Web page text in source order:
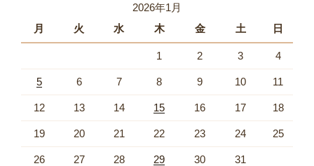
2026年1月
月
火 水 木 金 土 日
1 2 3 4
5 6 7 8 9 10 11
12 13 14 15 16 17 18
19 20 21 22 23 24 25
26 27 28 29 30 31